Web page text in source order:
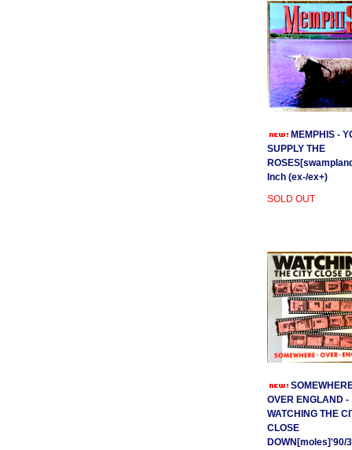
MEMPHIS -
SUPPLY THE
Inch (ex-/ex+)
SOLD OUT
OVER ENGLAND -
WATCHING THE
CLOSE
DOWN[moles]'90/